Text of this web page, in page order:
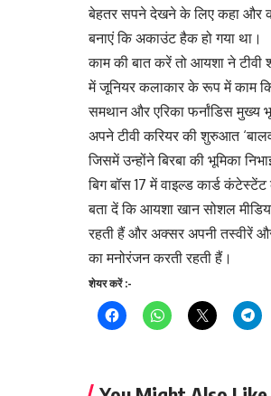
बेहतर सपने देखने के लिए कहा और
बनाएं कि अकाउंट हैक हो गया था।
काम की बात करें तो आयशा ने टीवी
में जूनियर कलाकार के रूप में काम
समथान और एरिका फर्नांडिस मुख्य
अपने टीवी करियर की शुरुआत
जिसमें उन्होंने बिरबा की भूमिका
बिग बॉस 17 में वाइल्ड कार्ड
बता दें कि आयशा खान सोशल
रहती हैं और अक्सर अपनी तस्वीरें
का मनोरंजन करती रहती हैं।
शेयर करें :-